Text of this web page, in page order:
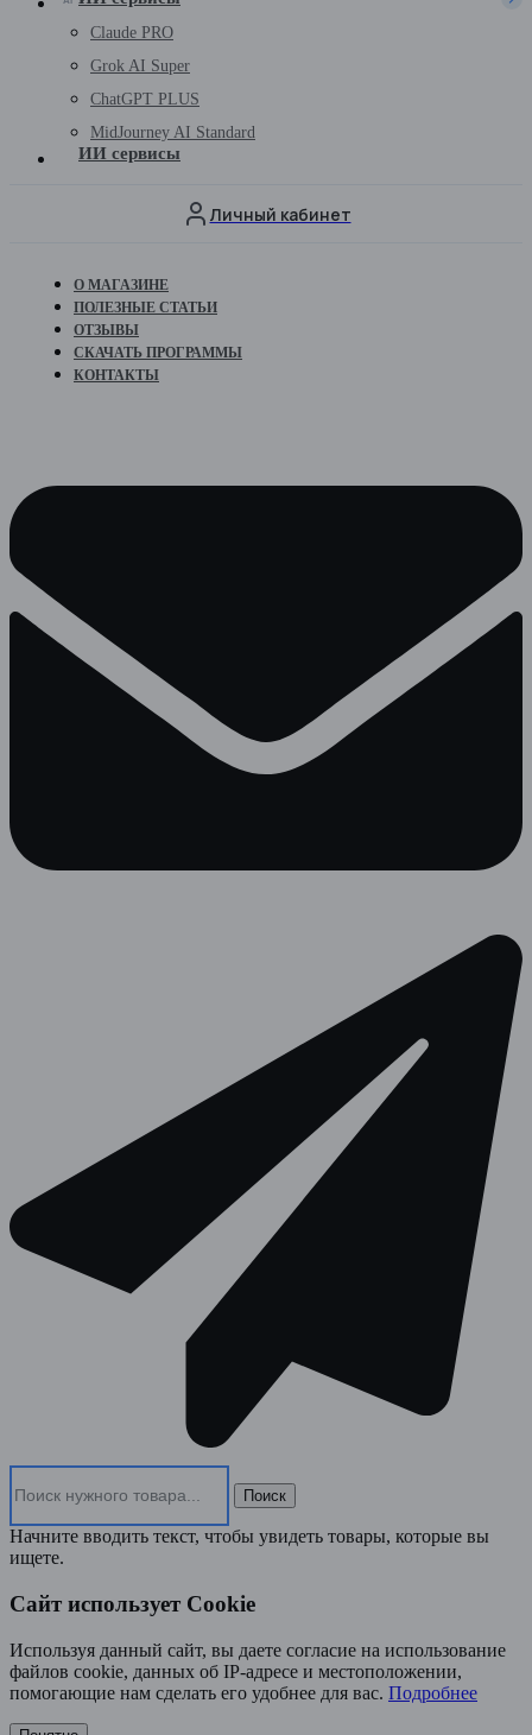
Claude PRO
Grok AI Super
ChatGPT PLUS
MidJourney AI Standard
ИИ сервисы
Личный кабинет
О МАГАЗИНЕ
ПОЛЕЗНЫЕ СТАТЬИ
ОТЗЫВЫ
СКАЧАТЬ ПРОГРАММЫ
КОНТАКТЫ
Поиск
Начните вводить текст, чтобы увидеть товары, которые вы
ищете.
Сайт использует Cookie
Используя данный сайт, вы даете согласие на использование
файлов cookie, данных об IP-адресе и местоположении,
помогающие нам сделать его удобнее для вас. Подробнее